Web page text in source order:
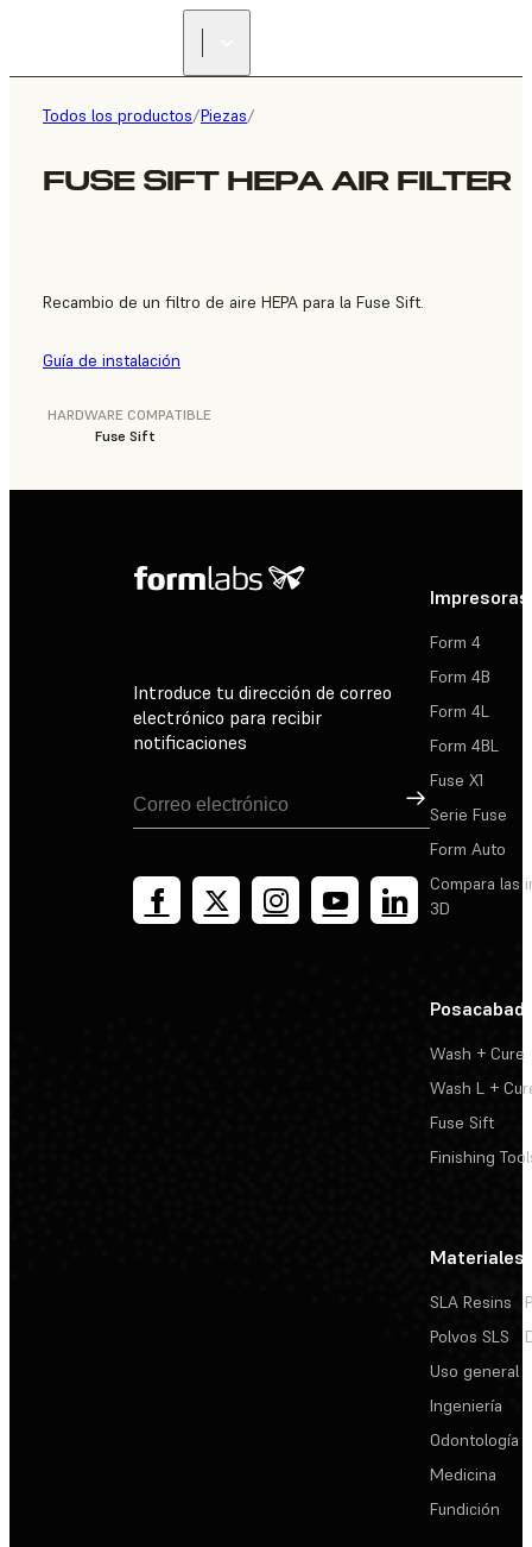
Todos los productos/Piezas/
FUSE SIFT HEPA AIR FILTER
Recambio de un filtro de aire HEPA para la Fuse Sift.
Guía de instalación
HARDWARE COMPATIBLE
Fuse Sift
Introduce tu dirección de correo
electrónico para recibir
notificaciones
Suscribirse
Impresoras
Form 4
Form 4B
Form 4L
Form 4BL
Fuse X1
Serie Fuse
Form Auto
Compara las
3D
Wash + Cure
Wash L +
Fuse Sift
Finishing
Materiales
SLA Resins
Polvos SLS
Uso general
Ingeniería
Odontología
Medicina
Fundición